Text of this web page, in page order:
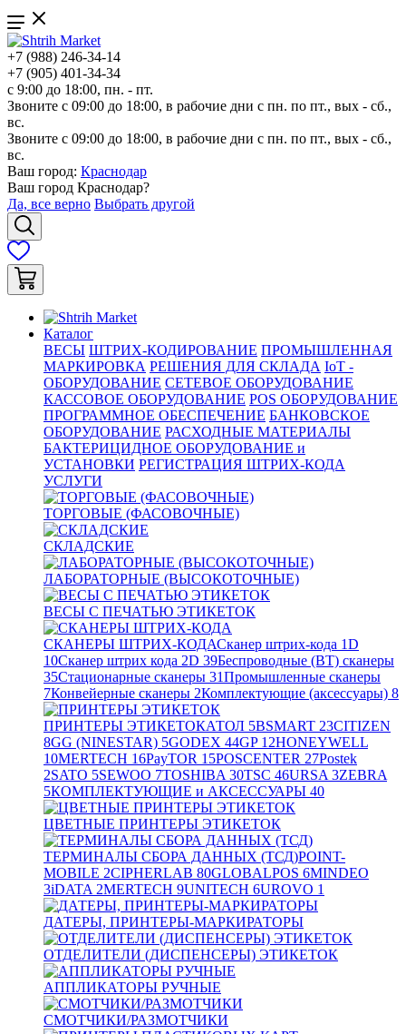
+7 (988) 246-34-14
+7 (905) 401-34-34
с 9:00 до 18:00, пн. - пт.
Звоните с 09:00 до 18:00, в рабочие дни с пн. по пт., вых - сб.,
вс.
Звоните с 09:00 до 18:00, в рабочие дни с пн. по пт., вых - сб.,
вс.
Ваш город: Краснодар
Ваш город Краснодар?
Да, все верно Выбрать другой
Каталог
ВЕСЫ ШТРИХ-КОДИРОВАНИЕ ПРОМЫШЛЕННАЯ
МАРКИРОВКА РЕШЕНИЯ ДЛЯ СКЛАДА IoT -
ОБОРУДОВАНИЕ СЕТЕВОЕ ОБОРУДОВАНИЕ
КАССОВОЕ ОБОРУДОВАНИЕ POS ОБОРУДОВАНИЕ
ПРОГРАММНОЕ ОБЕСПЕЧЕНИЕ БАНКОВСКОЕ
ОБОРУДОВАНИЕ РАСХОДНЫЕ МАТЕРИАЛЫ
БАКТЕРИЦИДНОЕ ОБОРУДОВАНИЕ и
УСТАНОВКИ РЕГИСТРАЦИЯ ШТРИХ-КОДА
УСЛУГИ
ТОРГОВЫЕ (ФАСОВОЧНЫЕ)
СКЛАДСКИЕ
ЛАБОРАТОРНЫЕ (ВЫСОКОТОЧНЫЕ)
ВЕСЫ С ПЕЧАТЬЮ ЭТИКЕТОК
СКАНЕРЫ ШТРИХ-КОДАСканер штрих-кода 1D
10Сканер штрих кода 2D 39Беспроводные (BT) сканеры
35Стационарные сканеры 31Промышленные сканеры
7Конвейерные сканеры 2Комплектующие (аксессуары) 8
ПРИНТЕРЫ ЭТИКЕТОКАТОЛ 5BSMART 23CITIZEN
8GG (NINESTAR) 5GODEX 44GP12HONEYWELL
10MERTECH 16PayTOR 15POSCENTER 27Postek
2SATO 5SEWOO 7TOSHIBA 30TSC 46URSA 3ZEBRA
5КОМПЛЕКТУЮЩИЕ и АКСЕССУАРЫ 40
ЦВЕТНЫЕ ПРИНТЕРЫ ЭТИКЕТОК
ТЕРМИНАЛЫ СБОРА ДАННЫХ (ТСД)POINT-
MOBILE 2CIPHERLAB 80GLOBALPOS 6MINDEO
3iDATA 2MERTECH 9UNITECH 6UROVO 1
ДАТЕРЫ, ПРИНТЕРЫ-МАРКИРАТОРЫ
ОТДЕЛИТЕЛИ (ДИСПЕНСЕРЫ) ЭТИКЕТОК
АППЛИКАТОРЫ РУЧНЫЕ
СМОТЧИКИ/РАЗМОТЧИКИ